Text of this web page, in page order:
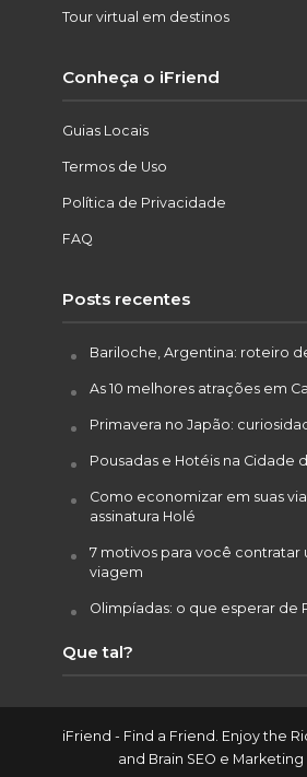
Tour virtual em destinos
Conheça o iFriend
Guias Locais
Termos de Uso
Política de Privacidade
FAQ
Posts recentes
Bariloche, Argentina: roteiro
As 10 melhores atrações em
Primavera no Japão:
Pousadas e Hotéis na Cidade
Como economizar em suas
assinatura Holé
7 motivos para você contratar
viagem
Olimpíadas: o que esperar de
Que tal?
iFriend - Find a Friend. Enjoy the
and Brain SEO e Marketing